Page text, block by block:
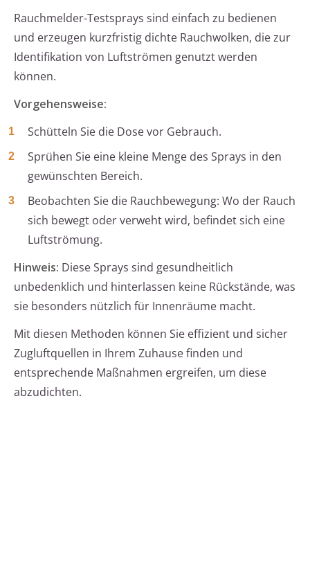
Rauchmelder-Testsprays sind einfach zu bedienen
und erzeugen kurzfristig dichte Rauchwolken, die zur
Identifikation von Luftströmen genutzt werden
können.
Vorgehensweise:
Schütteln Sie die Dose vor Gebrauch.
Sprühen Sie eine kleine Menge des Sprays in den
gewünschten Bereich.
Beobachten Sie die Rauchbewegung: Wo der Rauch
sich bewegt oder verweht wird, befindet sich eine
Luftströmung.
Hinweis: Diese Sprays sind gesundheitlich
unbedenklich und hinterlassen keine Rückstände, was
sie besonders nützlich für Innenräume macht.
Mit diesen Methoden können Sie effizient und sicher
Zugluftquellen in Ihrem Zuhause finden und
entsprechende Maßnahmen ergreifen, um diese
abzudichten.